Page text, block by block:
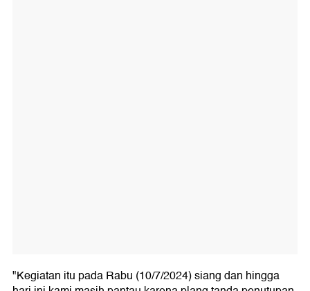
"Kegiatan itu pada Rabu (10/7/2024) siang dan hingga